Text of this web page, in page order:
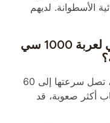
الأسطوانة. لديهم
ما هو نطاق السرعة النموذجي لعربة 1000 سي
وعلى الأراضي الصحراوية المسطحة، تصل سرعتها إلى 60
أكثر صعوبة، قد